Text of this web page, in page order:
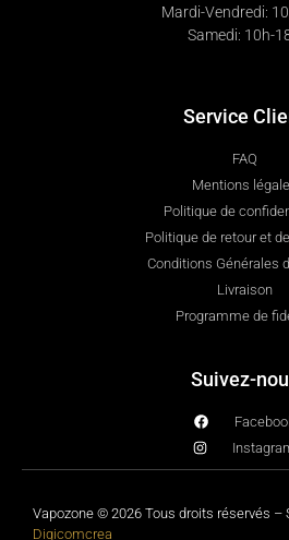
Mardi-Vendredi:
Samedi: 10h-
Service
FAQ
Mentions
Politique de
Politique de retour et
Conditions Générales
Livraison
Programme de
Suivez-
Vapozone © 2026 Tous droits réservés –
Digicomcrea